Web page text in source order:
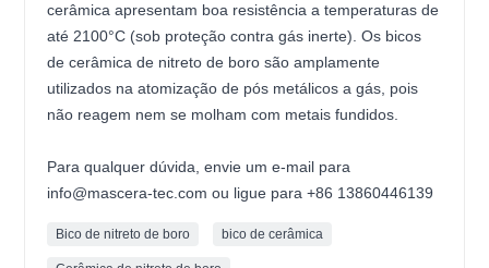
cerâmica apresentam boa resistência a temperaturas de
até 2100°C (sob proteção contra gás inerte). Os bicos
de cerâmica de nitreto de boro são amplamente
utilizados na atomização de pós metálicos a gás, pois
não reagem nem se molham com metais fundidos.
Para qualquer dúvida, envie um e-mail para
info@mascera-tec.com ou ligue para +86 13860446139
Bico de nitreto de boro bico de cerâmica